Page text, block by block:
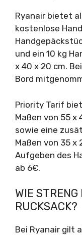
Ryanair bietet
kostenlose
und ein 10 kg
x 40 x 20 cm.
Bord
Priority Tarif
Maßen von 55 x
sowie eine
Maßen von 35 x
Aufgeben des
ab 6€.
WIE
RUCKSACK?
Bei Ryanair gilt